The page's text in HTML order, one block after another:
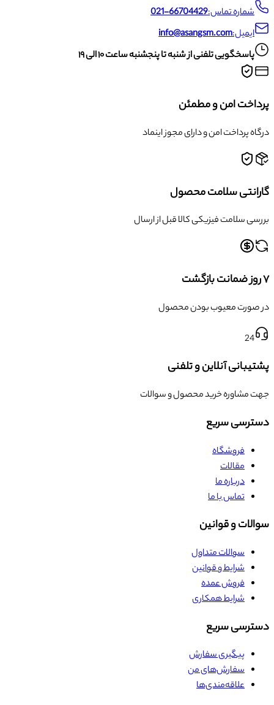
شماره تماس:021-66704429
ایمیل:info@asangsm.com
پاسخگویی تلفنی از شنبه تا پنجشنبه ساعت ۱۰ الی ۱۹
پرداخت امن و مطمئن
درگاه پرداخت امن و دارای مجوز اینماد
گارانتی سلامت محصول
بررسی سلامت فیزیکی کالا قبل از ارسال
۷ روز ضمانت بازگشت
در صورت معیوب بودن محصول
24
پشتیبانی آنلاین و تلفنی
جهت مشاوره خرید محصول و سوالات
دسترسی سریع
فروشگاه
مقالات
درباره ما
تماس با ما
سوالات و قوانین
سوالات متداول
شرایط و قوانین
فروش عمده
شرایط همکاری
دسترسی سریع
پیگیری سفارش
سفارش‌های من
علاقه‌مندی‌ها